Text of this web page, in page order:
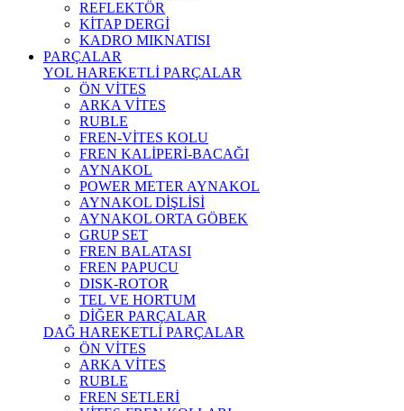
REFLEKTÖR
KİTAP DERGİ
KADRO MIKNATISI
PARÇALAR
YOL HAREKETLİ PARÇALAR
ÖN VİTES
ARKA VİTES
RUBLE
FREN-VİTES KOLU
FREN KALİPERİ-BACAĞI
AYNAKOL
POWER METER AYNAKOL
AYNAKOL DİŞLİSİ
AYNAKOL ORTA GÖBEK
GRUP SET
FREN BALATASI
FREN PAPUCU
DISK-ROTOR
TEL VE HORTUM
DİĞER PARÇALAR
DAĞ HAREKETLİ PARÇALAR
ÖN VİTES
ARKA VİTES
RUBLE
FREN SETLERİ